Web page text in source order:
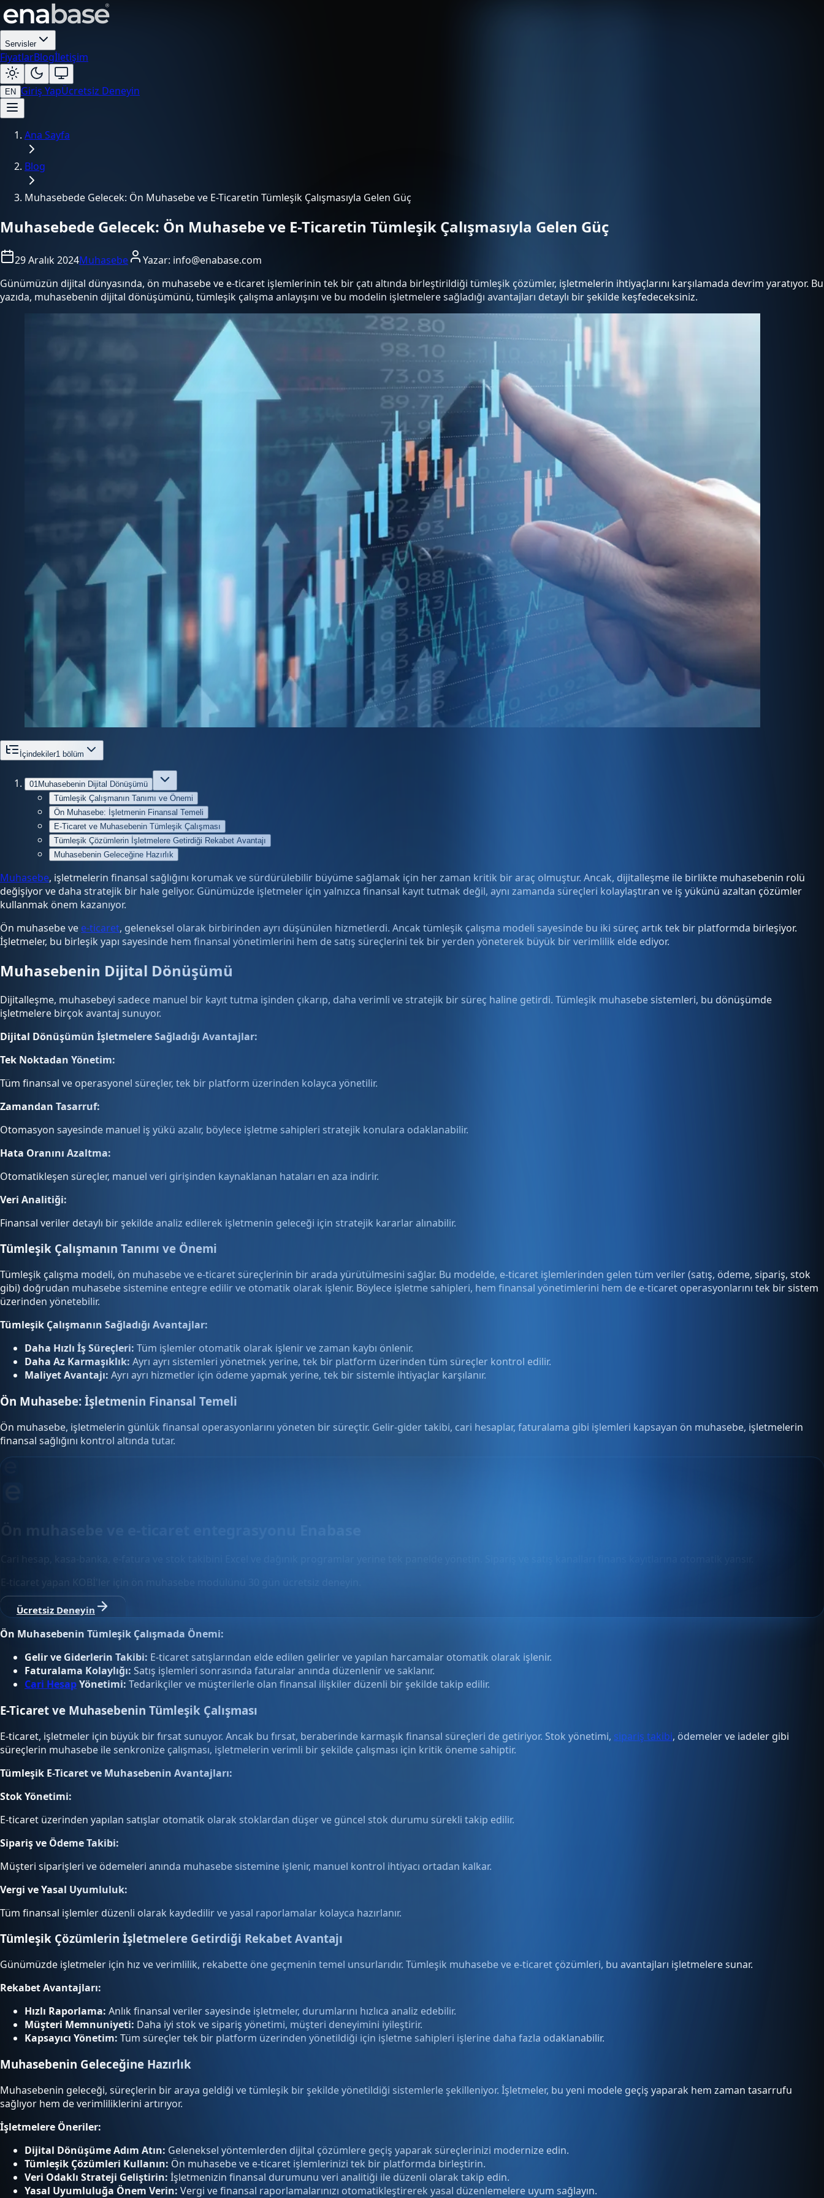
Servisler
FiyatlarBlogİletişim
EN Giriş YapÜcretsiz Deneyin
Ana Sayfa
Blog
Muhasebede Gelecek: Ön Muhasebe ve E-Ticaretin Tümleşik Çalışmasıyla Gelen Güç
Muhasebede Gelecek: Ön Muhasebe ve E-Ticaretin Tümleşik Çalışmasıyla Gelen Güç
29 Aralık 2024Muhasebe Yazar: info@enabase.com
Günümüzün dijital dünyasında, ön muhasebe ve e-ticaret işlemlerinin tek bir çatı altında birleştirildiği tümleşik çözümler, işletmelerin ihtiyaçlarını karşılamada devrim yaratıyor. Bu
yazıda, muhasebenin dijital dönüşümünü, tümleşik çalışma anlayışını ve bu modelin işletmelere sağladığı avantajları detaylı bir şekilde keşfedeceksiniz.
İçindekiler1 bölüm
01 Muhasebenin Dijital Dönüşümü
Tümleşik Çalışmanın Tanımı ve Önemi
Ön Muhasebe: İşletmenin Finansal Temeli
E-Ticaret ve Muhasebenin Tümleşik Çalışması
Tümleşik Çözümlerin İşletmelere Getirdiği Rekabet Avantajı
Muhasebenin Geleceğine Hazırlık
Muhasebe, işletmelerin finansal sağlığını korumak ve sürdürülebilir büyüme sağlamak için her zaman kritik bir araç olmuştur. Ancak, dijitalleşme ile birlikte muhasebenin rolü
değişiyor ve daha stratejik bir hale geliyor. Günümüzde işletmeler için yalnızca finansal kayıt tutmak değil, aynı zamanda süreçleri kolaylaştıran ve iş yükünü azaltan çözümler
kullanmak önem kazanıyor.
Ön muhasebe ve e-ticaret, geleneksel olarak birbirinden ayrı düşünülen hizmetlerdi. Ancak tümleşik çalışma modeli sayesinde bu iki süreç artık tek bir platformda birleşiyor.
İşletmeler, bu birleşik yapı sayesinde hem finansal yönetimlerini hem de satış süreçlerini tek bir yerden yöneterek büyük bir verimlilik elde ediyor.
Muhasebenin Dijital Dönüşümü
Dijitalleşme, muhasebeyi sadece manuel bir kayıt tutma işinden çıkarıp, daha verimli ve stratejik bir süreç haline getirdi. Tümleşik muhasebe sistemleri, bu dönüşümde
işletmelere birçok avantaj sunuyor.
Dijital Dönüşümün İşletmelere Sağladığı Avantajlar:
Tek Noktadan Yönetim:
Tüm finansal ve operasyonel süreçler, tek bir platform üzerinden kolayca yönetilir.
Zamandan Tasarruf:
Otomasyon sayesinde manuel iş yükü azalır, böylece işletme sahipleri stratejik konulara odaklanabilir.
Hata Oranını Azaltma:
Otomatikleşen süreçler, manuel veri girişinden kaynaklanan hataları en aza indirir.
Veri Analitiği:
Finansal veriler detaylı bir şekilde analiz edilerek işletmenin geleceği için stratejik kararlar alınabilir.
Tümleşik Çalışmanın Tanımı ve Önemi
Tümleşik çalışma modeli, ön muhasebe ve e-ticaret süreçlerinin bir arada yürütülmesini sağlar. Bu modelde, e-ticaret işlemlerinden gelen tüm veriler (satış, ödeme, sipariş, stok
gibi) doğrudan muhasebe sistemine entegre edilir ve otomatik olarak işlenir. Böylece işletme sahipleri, hem finansal yönetimlerini hem de e-ticaret operasyonlarını tek bir sistem
üzerinden yönetebilir.
Tümleşik Çalışmanın Sağladığı Avantajlar:
Daha Hızlı İş Süreçleri: Tüm işlemler otomatik olarak işlenir ve zaman kaybı önlenir.
Daha Az Karmaşıklık: Ayrı ayrı sistemleri yönetmek yerine, tek bir platform üzerinden tüm süreçler kontrol edilir.
Maliyet Avantajı: Ayrı ayrı hizmetler için ödeme yapmak yerine, tek bir sistemle ihtiyaçlar karşılanır.
Ön Muhasebe: İşletmenin Finansal Temeli
Ön muhasebe, işletmelerin günlük finansal operasyonlarını yöneten bir süreçtir. Gelir-gider takibi, cari hesaplar, faturalama gibi işlemleri kapsayan ön muhasebe, işletmelerin
finansal sağlığını kontrol altında tutar.
Ücretsiz Deneyin
Ön Muhasebenin Tümleşik Çalışmada Önemi:
Gelir ve Giderlerin Takibi: E-ticaret satışlarından elde edilen gelirler ve yapılan harcamalar otomatik olarak işlenir.
Faturalama Kolaylığı: Satış işlemleri sonrasında faturalar anında düzenlenir ve saklanır.
Cari HesapYönetimi: Tedarikçiler ve müşterilerle olan finansal ilişkiler düzenli bir şekilde takip edilir.
E-Ticaret ve Muhasebenin Tümleşik Çalışması
E-ticaret, işletmeler için büyük bir fırsat sunuyor. Ancak bu fırsat, beraberinde karmaşık finansal süreçleri de getiriyor. Stok yönetimi, sipariş takibi, ödemeler ve iadeler gibi
süreçlerin muhasebe ile senkronize çalışması, işletmelerin verimli bir şekilde çalışması için kritik öneme sahiptir.
Tümleşik E-Ticaret ve Muhasebenin Avantajları:
Stok Yönetimi:
E-ticaret üzerinden yapılan satışlar otomatik olarak stoklardan düşer ve güncel stok durumu sürekli takip edilir.
Sipariş ve Ödeme Takibi:
Müşteri siparişleri ve ödemeleri anında muhasebe sistemine işlenir, manuel kontrol ihtiyacı ortadan kalkar.
Vergi ve Yasal Uyumluluk:
Tüm finansal işlemler düzenli olarak kaydedilir ve yasal raporlamalar kolayca hazırlanır.
Tümleşik Çözümlerin İşletmelere Getirdiği Rekabet Avantajı
Günümüzde işletmeler için hız ve verimlilik, rekabette öne geçmenin temel unsurlarıdır. Tümleşik muhasebe ve e-ticaret çözümleri, bu avantajları işletmelere sunar.
Rekabet Avantajları:
Hızlı Raporlama: Anlık finansal veriler sayesinde işletmeler, durumlarını hızlıca analiz edebilir.
Müşteri Memnuniyeti: Daha iyi stok ve sipariş yönetimi, müşteri deneyimini iyileştirir.
Kapsayıcı Yönetim: Tüm süreçler tek bir platform üzerinden yönetildiği için işletme sahipleri işlerine daha fazla odaklanabilir.
Muhasebenin Geleceğine Hazırlık
Muhasebenin geleceği, süreçlerin bir araya geldiği ve tümleşik bir şekilde yönetildiği sistemlerle şekilleniyor. İşletmeler, bu yeni modele geçiş yaparak hem zaman tasarrufu
sağlıyor hem de verimliliklerini artırıyor.
İşletmelere Öneriler:
Dijital Dönüşüme Adım Atın: Geleneksel yöntemlerden dijital çözümlere geçiş yaparak süreçlerinizi modernize edin.
Tümleşik Çözümleri Kullanın: Ön muhasebe ve e-ticaret işlemlerinizi tek bir platformda birleştirin.
Veri Odaklı Strateji Geliştirin: İşletmenizin finansal durumunu veri analitiği ile düzenli olarak takip edin.
Yasal Uyumluluğa Önem Verin: Vergi ve finansal raporlamalarınızı otomatikleştirerek yasal düzenlemelere uyum sağlayın.